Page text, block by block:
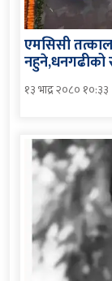
एमसिसी तत्काल
नहुने,धनगढीको
१३ भाद्र २०८० १०:३३